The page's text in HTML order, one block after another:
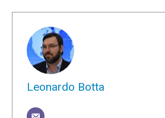
Leonardo Botta